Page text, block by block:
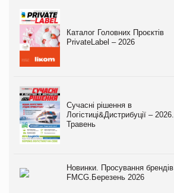
Каталог Головних Проєктів
PrivateLabel – 2026
Сучасні рішення в
Логістиці&Дистрибуції – 2026.
Травень
Новинки. Просування брендів
FMCG.Березень 2026